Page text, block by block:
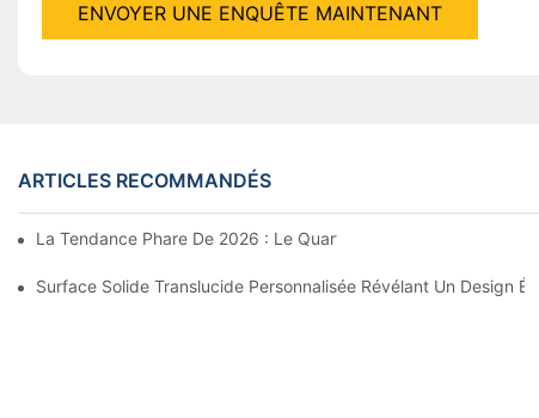
ENVOYER UNE ENQUÊTE MAINTENANT
ARTICLES RECOMMANDÉS
La Tendance Phare De 2026 : Le Quartz Inspiré Des Pierres
Surface Solide Translucide Personnalisée Révélant Un Design